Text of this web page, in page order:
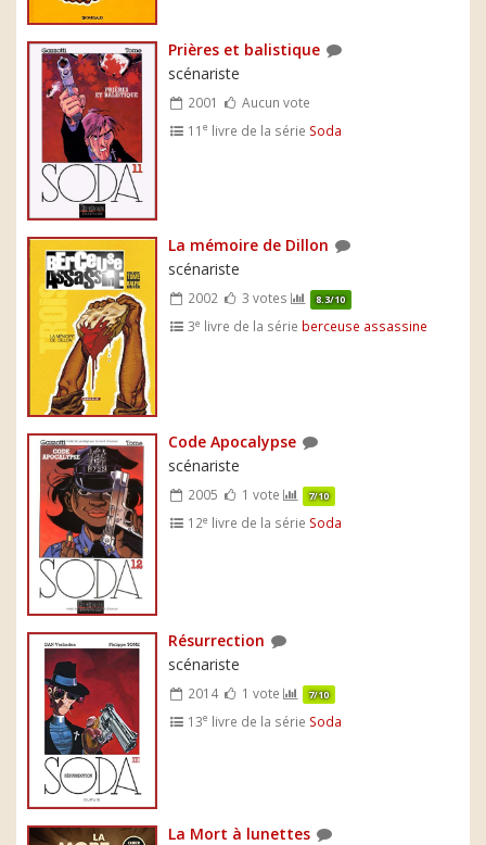
Prières et balistique
scénariste
2001
Aucun vote
11e livre de la série Soda
La mémoire de Dillon
scénariste
2002 3 votes 8.3/10
3e livre de la série berceuse assassine
Code Apocalypse
scénariste
2005 1 vote 7/10
12e livre de la série Soda
Résurrection
scénariste
2014 1 vote 7/10
13e livre de la série Soda
La Mort à lunettes